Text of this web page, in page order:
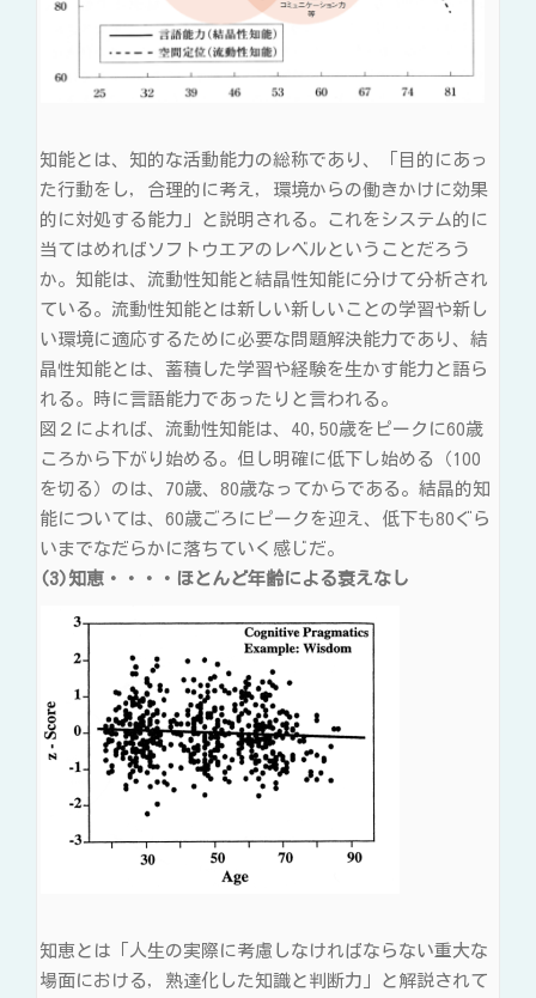
知能とは、知的な活動能力の総称であり、「目的にあっ
た行動をし，合理的に考え，環境からの働きかけに効果
的に対処する能力」と説明される。これをシステム的に
当てはめればソフトウエアのレベルということだろう
か。知能は、流動性知能と結晶性知能に分けて分析され
ている。流動性知能とは新しい新しいことの学習や新し
い環境に適応するために必要な問題解決能力であり、結
晶性知能とは、蓄積した学習や経験を生かす能力と語ら
れる。時に言語能力であったりと言われる。
図２によれば、流動性知能は、40,50歳をピークに60歳
ころから下がり始める。但し明確に低下し始める（100
を切る）のは、70歳、80歳なってからである。結晶的知
能については、60歳ごろにピークを迎え、低下も80ぐら
いまでなだらかに落ちていく感じだ。
(3)知恵・・・・ほとんど年齢による衰えなし
知恵とは「人生の実際に考慮しなければならない重大な
場面における，熟達化した知識と判断力」と解説されて